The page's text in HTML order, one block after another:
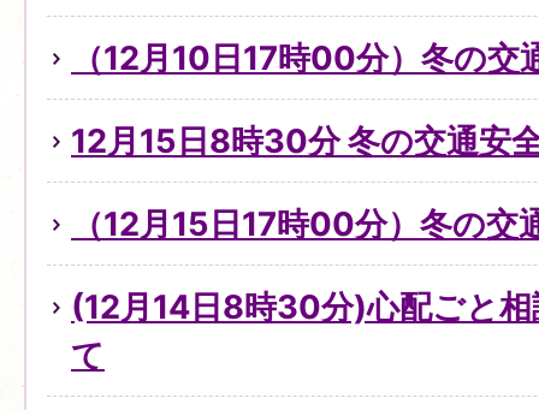
（12月10日17時00分）冬の
12月15日8時30分 冬の交通安
（12月15日17時00分）冬の
(12月14日8時30分)心配ごと
て